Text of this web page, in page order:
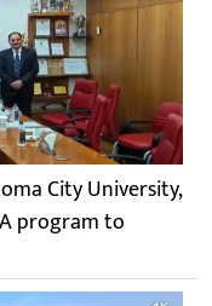
City University,
program to